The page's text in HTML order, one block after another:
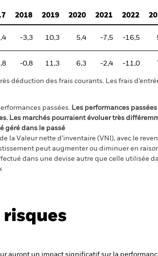
2018 2019 2020 2021 2022
-3,3 10,3 5,4 -7,5 -16,5
-0,8 11,3 6,3 -2,4 -11,0
déduction des frais courants. Les frais
passées. Les performances
Les marchés pourraient évoluer très
géré dans le passé
la Valeur nette d’inventaire (VNI), avec le
peut augmenter ou diminuer en
dans une devise autre que celle utilisée
risques
auront un impact significatif sur la